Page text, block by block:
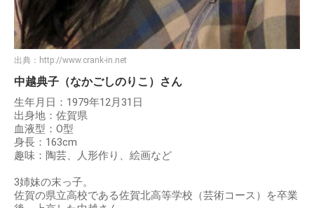
出典： http://www.crank-in.net
中越典子（なかごしのりこ）さん
生年月日：1979年12月31日
出身地：佐賀県
血液型：O型
身長：163cm
趣味：陶芸、人形作り、絵画など
3姉妹の末っ子。
佐賀の県立高校である佐賀北高等学校（芸術コース）を卒業